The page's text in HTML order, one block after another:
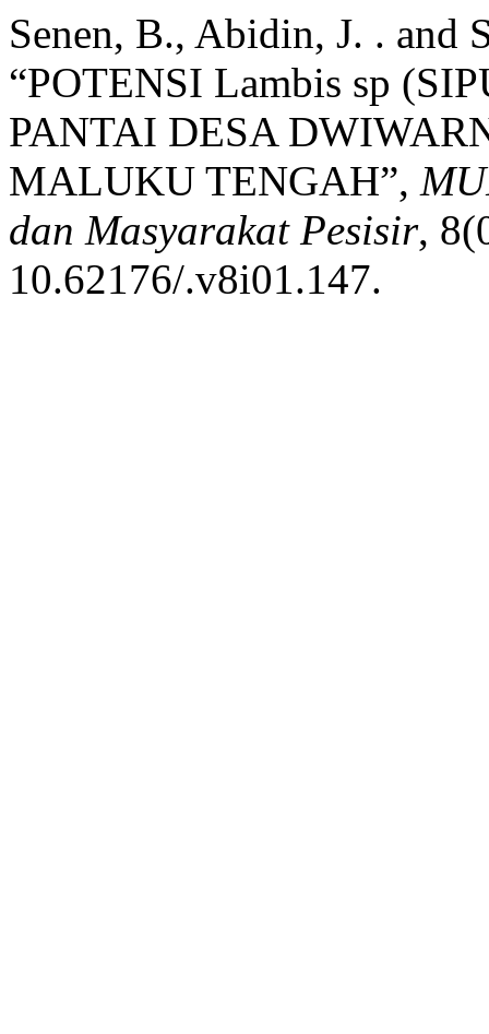
Senen, B., Abidin, J. . and
“POTENSI Lambis sp
PANTAI DESA
MALUKU TENGAH”,
dan Masyarakat Pesisir,
10.62176/.v8i01.147.